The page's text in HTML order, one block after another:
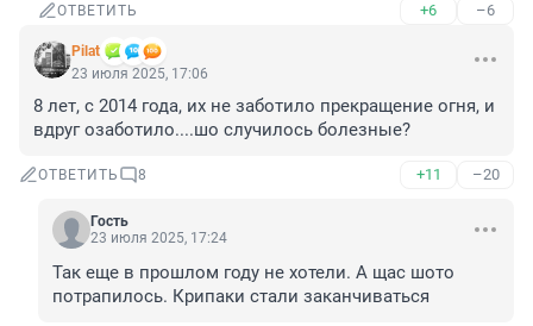
ОТВЕТИТЬ +6 –6
Pilat
23 июля 2025, 17:06
8 лет, с 2014 года, их не заботило прекращение огня, и
вдруг озаботило....шо случилось болезные?
ОТВЕТИТЬ 8 +11 –20
Гость
23 июля 2025, 17:24
Так еще в прошлом году не хотели. А щас шото
потрапилось. Крипаки стали заканчиваться